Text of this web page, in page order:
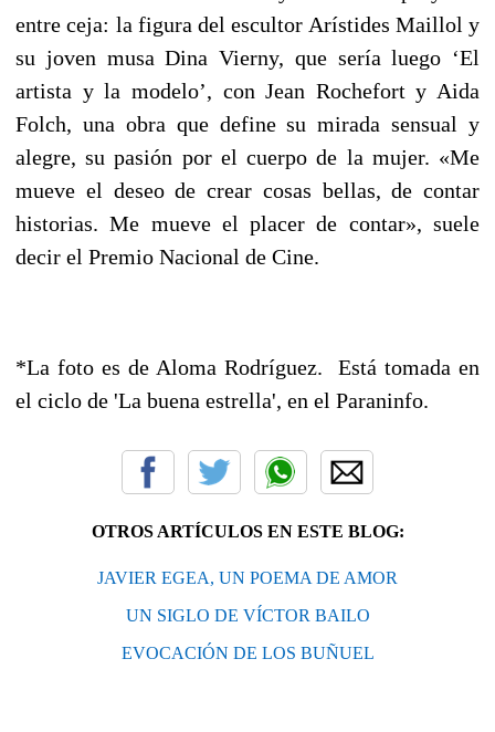
entre ceja: la figura del escultor Arístides Maillol y
su joven musa Dina Vierny, que sería luego ‘El
artista y la modelo’, con Jean Rochefort y Aida
Folch, una obra que define su mirada sensual y
alegre, su pasión por el cuerpo de la mujer. «Me
mueve el deseo de crear cosas bellas, de contar
historias. Me mueve el placer de contar», suele
decir el Premio Nacional de Cine.
*La foto es de Aloma Rodríguez. Está tomada en
el ciclo de 'La buena estrella', en el Paraninfo.
OTROS ARTÍCULOS EN ESTE BLOG:
JAVIER EGEA, UN POEMA DE AMOR
UN SIGLO DE VÍCTOR BAILO
EVOCACIÓN DE LOS BUÑUEL